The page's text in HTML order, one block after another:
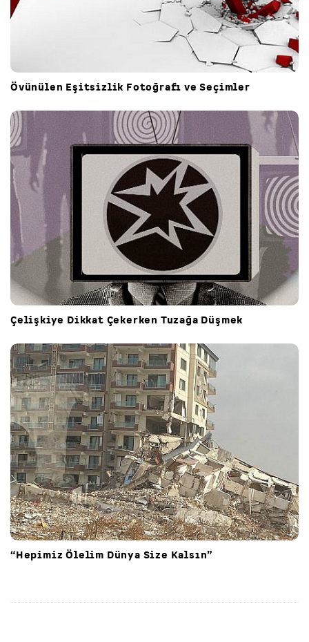
Övünülen Eşitsizlik Fotoğrafı ve Seçimler
Çelişkiye Dikkat Çekerken Tuzağa Düşmek
“Hepimiz Ölelim Dünya Size Kalsın”